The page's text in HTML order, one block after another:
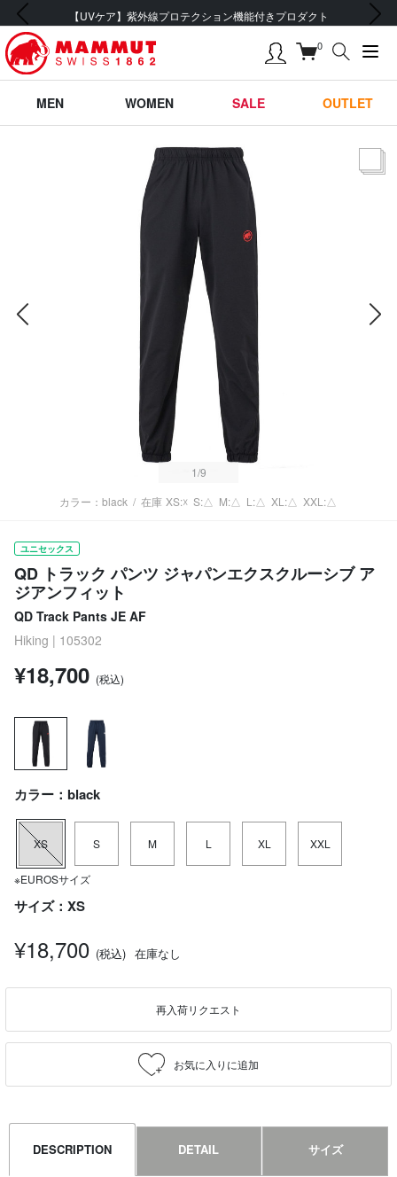
【UVケア】紫外線プロテクション機能付きプロダクト
前の画像 次の画像
0
MEN WOMEN SALE OUTLET
1/9
カラー：black / 在庫 XS:☓ S:△ M:△ L:△ XL:△ XXL:△
ユニセックス
QD トラック パンツ ジャパンエクスクルーシブ ア
ジアンフィット
QD Track Pants JE AF
Hiking | 105302
¥18,700 (税込)
カラー：black
XS S M L XL XXL
※EUROSサイズ
サイズ：XS
¥18,700 (税込) 在庫なし
再入荷リクエスト
DESCRIPTION DETAIL サイズ